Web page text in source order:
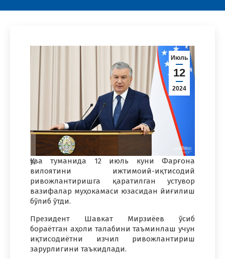
Июль
12
2024
Қува туманида 12 июль куни Фарғона
вилоятини ижтимоий-иқтисодий
ривожлантиришга қаратилган устувор
вазифалар муҳокамаси юзасидан йиғилиш
бўлиб ўтди.
Президент Шавкат Мирзиёев ўсиб
бораётган аҳоли талабини таъминлаш учун
иқтисодиётни изчил ривожлантириш
зарурлигини таъкидлади.